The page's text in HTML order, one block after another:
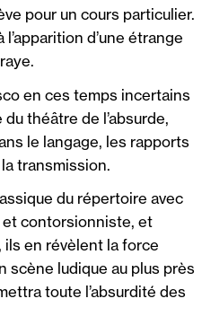
pour un cours particulier.
d’une étrange
en ces temps incertains
théâtre de l’absurde,
le langage, les rapports
transmission.
du répertoire avec
et contorsionniste, et
en révèlent la force
scène ludique au plus près
toute l’absurdité des